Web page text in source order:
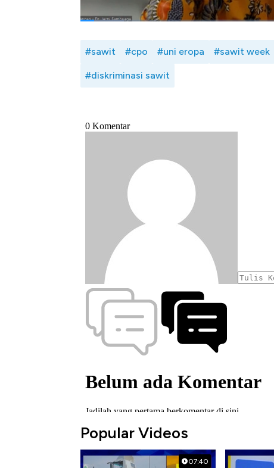
#sawit #cpo #uni eropa #sawit week
#diskriminasi sawit
Popular Videos
07:40